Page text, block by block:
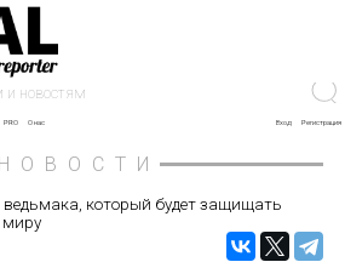
PRO О нас Вход Регистрация
НОВОСТИ
который будет защищать
миру